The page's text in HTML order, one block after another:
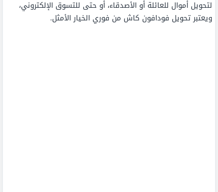
لتحويل أموال للعائلة أو الأصدقاء، أو حتى للتسوق الإلكتروني،
ويعتبر تحويل فودافون كاش من فوري الخيار الأمثل.